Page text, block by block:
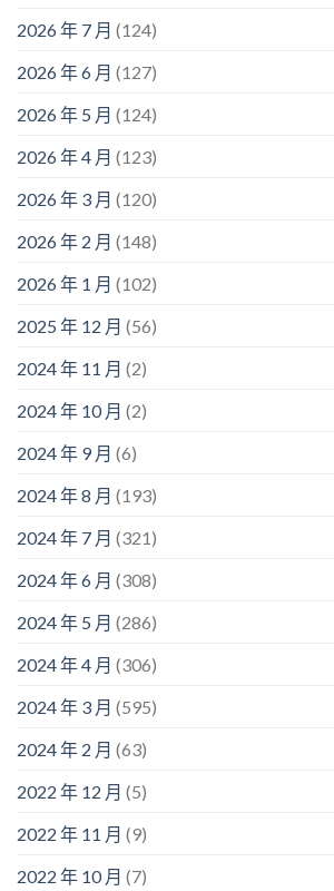
2026 年 7 月 (124)
2026 年 6 月 (127)
2026 年 5 月 (124)
2026 年 4 月 (123)
2026 年 3 月 (120)
2026 年 2 月 (148)
2026 年 1 月 (102)
2025 年 12 月 (56)
2024 年 11 月 (2)
2024 年 10 月 (2)
2024 年 9 月 (6)
2024 年 8 月 (193)
2024 年 7 月 (321)
2024 年 6 月 (308)
2024 年 5 月 (286)
2024 年 4 月 (306)
2024 年 3 月 (595)
2024 年 2 月 (63)
2022 年 12 月 (5)
2022 年 11 月 (9)
2022 年 10 月 (7)